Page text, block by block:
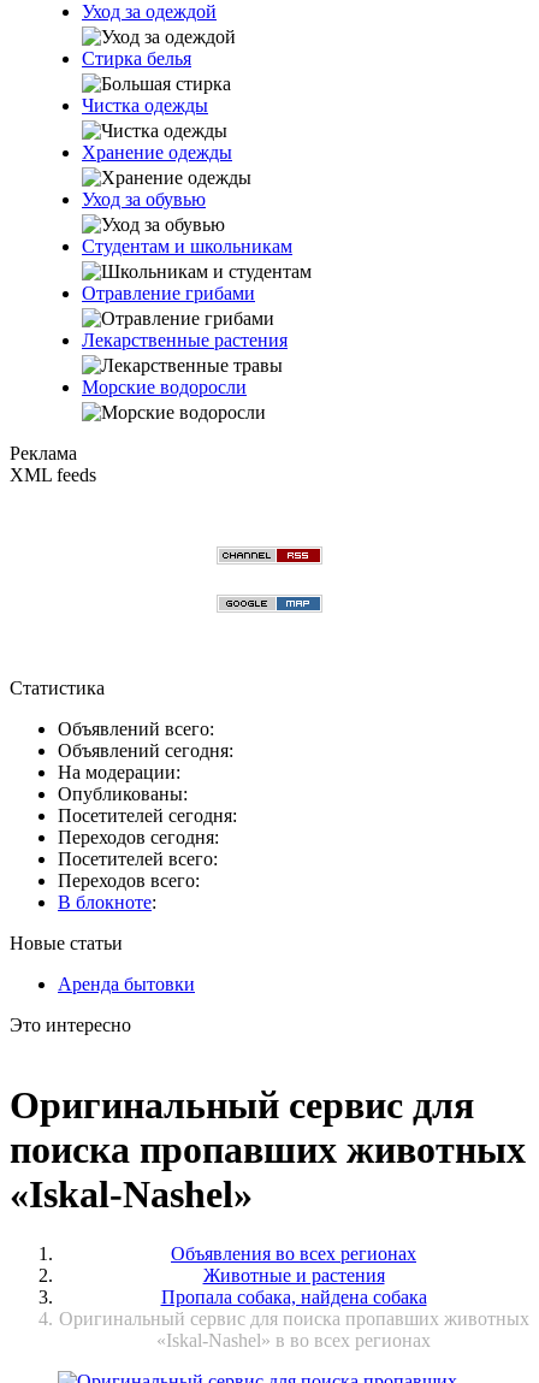
Уход за одеждой
Стирка белья
Чистка одежды
Хранение одежды
Уход за обувью
Студентам и школьникам
Отравление грибами
Лекарственные растения
Морские водоросли
Реклама
XML feeds
Статистика
Объявлений всего:
Объявлений сегодня:
На модерации:
Опубликованы:
Посетителей сегодня:
Переходов сегодня:
Посетителей всего:
Переходов всего:
В блокноте:
Новые статьи
Аренда бытовки
Это интересно
Оригинальный сервис для
поиска пропавших животных
«Iskal-Nashel»
Объявления во всех регионах
Животные и растения
Пропала собака, найдена собака
Оригинальный сервис для поиска пропавших животных
«Iskal-Nashel» в во всех регионах